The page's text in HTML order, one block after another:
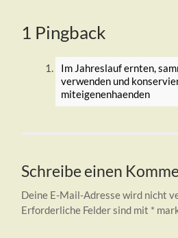
1 Pingback
Im Jahreslauf ernten,
verwenden und
miteigenenhaenden
Schreibe einen
Deine E-Mail-Adresse wird nicht
Erforderliche Felder sind mit *